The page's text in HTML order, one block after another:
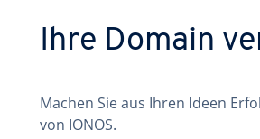
Ihre Domain
Machen Sie aus Ihren Ideen
von IONOS.